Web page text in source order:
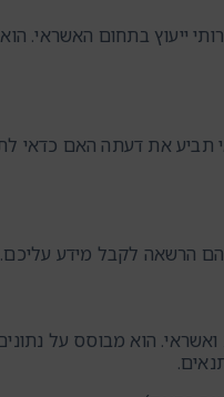
ייעוץ בתחום האשראי.
תביע את דעתה האם כדאי
הרשאה לקבל מידע עליכם.
הוא מבוסס על